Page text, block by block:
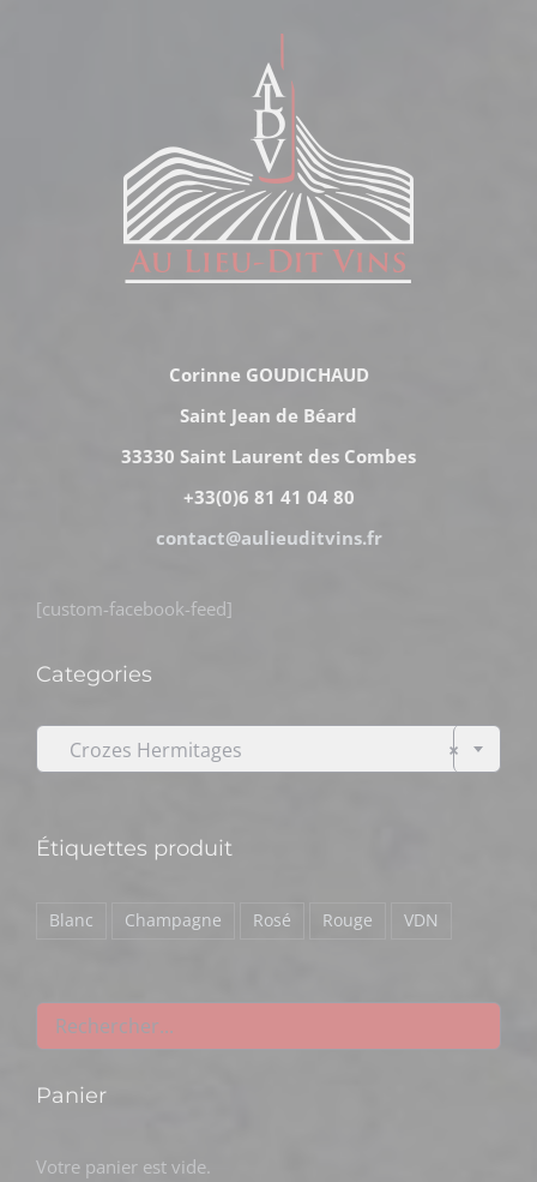
Corinne GOUDICHAUD
Saint Jean de Béard
33330 Saint Laurent des Combes
+33(0)6 81 41 04 80
contact@aulieuditvins.fr
[custom-facebook-feed]
Categories
×
Crozes Hermitages
Étiquettes produit
Blanc Champagne Rosé Rouge VDN
Panier
Votre panier est vide.